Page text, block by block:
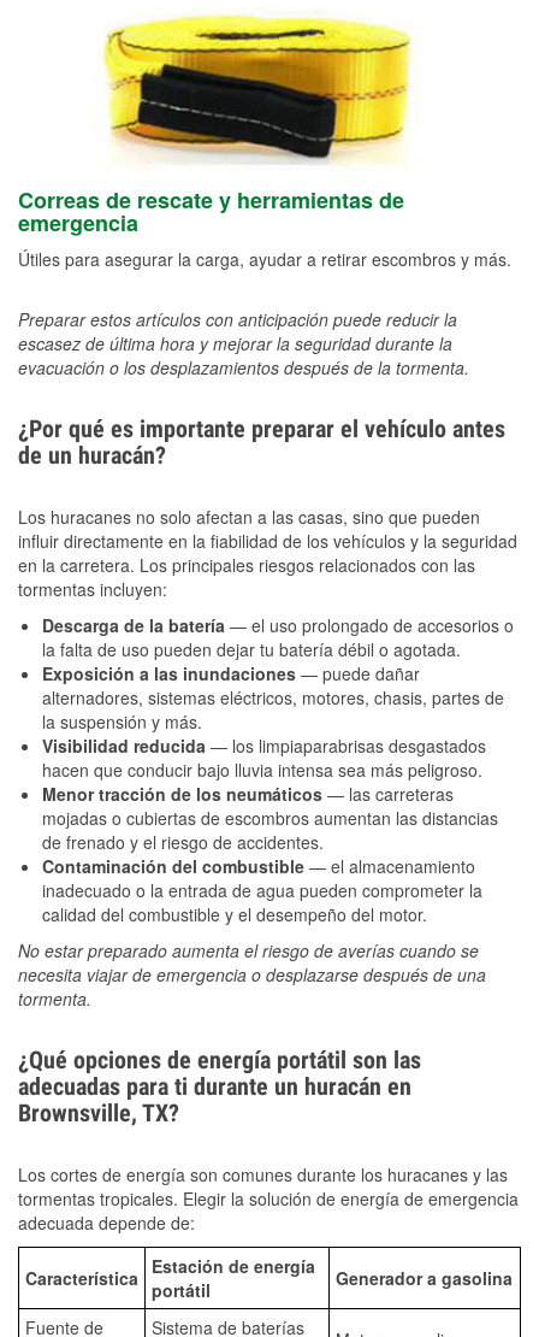
Correas de rescate y herramientas de
emergencia
Útiles para asegurar la carga, ayudar a retirar escombros y más.
Preparar estos artículos con anticipación puede reducir la
escasez de última hora y mejorar la seguridad durante la
evacuación o los desplazamientos después de la tormenta.
¿Por qué es importante preparar el vehículo antes
de un huracán?
Los huracanes no solo afectan a las casas, sino que pueden
influir directamente en la fiabilidad de los vehículos y la seguridad
en la carretera. Los principales riesgos relacionados con las
tormentas incluyen:
Descarga de la batería — el uso prolongado de accesorios o
la falta de uso pueden dejar tu batería débil o agotada.
Exposición a las inundaciones — puede dañar
alternadores, sistemas eléctricos, motores, chasis, partes de
la suspensión y más.
Visibilidad reducida — los limpiaparabrisas desgastados
hacen que conducir bajo lluvia intensa sea más peligroso.
Menor tracción de los neumáticos — las carreteras
mojadas o cubiertas de escombros aumentan las distancias
de frenado y el riesgo de accidentes.
Contaminación del combustible — el almacenamiento
inadecuado o la entrada de agua pueden comprometer la
calidad del combustible y el desempeño del motor.
No estar preparado aumenta el riesgo de averías cuando se
necesita viajar de emergencia o desplazarse después de una
tormenta.
¿Qué opciones de energía portátil son las
adecuadas para ti durante un huracán en
Brownsville, TX?
Los cortes de energía son comunes durante los huracanes y las
tormentas tropicales. Elegir la solución de energía de emergencia
adecuada depende de:
Característica
Estación de energía
portátil
Generador a gasolina
Fuente de Sistema de baterías